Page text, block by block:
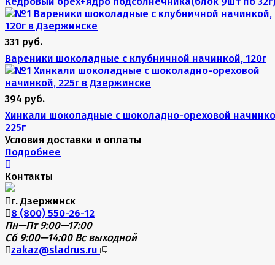
331 руб.
Вареники шоколадные с клубничной начинкой, 120г
394 руб.
Хинкали шоколадные с шоколадно-ореховой
225г
Условия доставки и оплаты
Подробнее
Контакты
г. Дзержинск
8 (800) 550-26-12
Пн—Пт 9:00—17:00
Сб 9:00—14:00 Вс выходной
zakaz@sladrus.ru